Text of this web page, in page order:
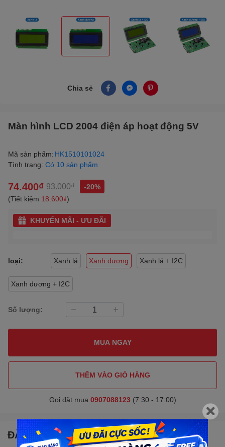
Chia sẻ
Màn hình LCD 2004 điện áp hoạt động 5V
Mã sản phẩm: HK1510101024
Tình trạng: Có 10 sản phẩm
74.400₫ 93.000₫
-20%
(Tiết kiệm 18.600₫)
KHUYẾN MÃI - ƯU ĐÃI
loại: Xanh lá Xanh dương Xanh lá + I2C
Xanh dương + I2C
Số lượng:
MUA NGAY
THÊM VÀO GIỎ HÀNG
Gọi đặt mua 0907088123 (7:30 - 17:00)
ĐẶC ĐIỂM NỔI BẬT